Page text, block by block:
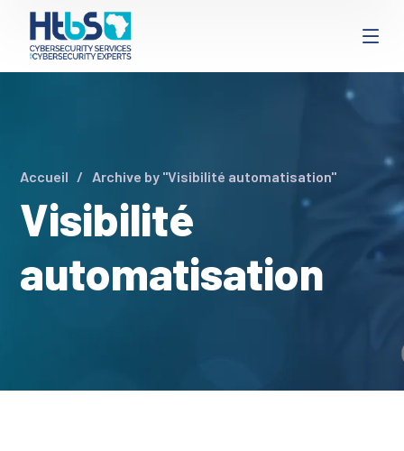
Visibilité
automatisation
Accueil Archive by "Visibilité automatisation"